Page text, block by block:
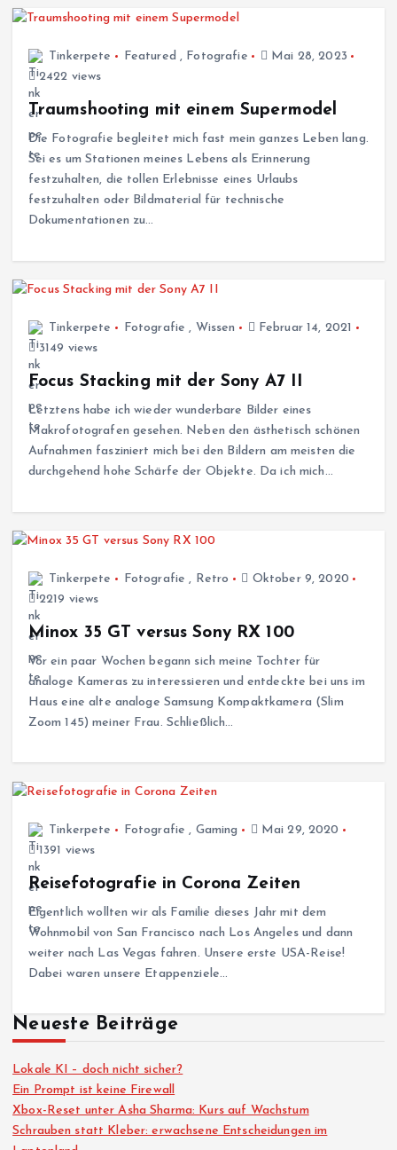
Tinkerpete Featured , Fotografie
Mai 28, 2023
2422 views
Traumshooting mit einem Supermodel
Die Fotografie begleitet mich fast mein ganzes Leben lang.
Sei es um Stationen meines Lebens als Erinnerung
festzuhalten, die tollen Erlebnisse eines Urlaubs
festzuhalten oder Bildmaterial für technische
Dokumentationen zu…
Tinkerpete Fotografie , Wissen
Februar 14, 2021
3149 views
Focus Stacking mit der Sony A7 II
Letztens habe ich wieder wunderbare Bilder eines
Makrofotografen gesehen. Neben den ästhetisch schönen
Aufnahmen fasziniert mich bei den Bildern am meisten die
durchgehend hohe Schärfe der Objekte. Da ich mich…
Tinkerpete Fotografie , Retro
Oktober 9, 2020
2219 views
Minox 35 GT versus Sony RX 100
Vor ein paar Wochen begann sich meine Tochter für
analoge Kameras zu interessieren und entdeckte bei uns im
Haus eine alte analoge Samsung Kompaktkamera (Slim
Zoom 145) meiner Frau. Schließlich…
Tinkerpete Fotografie , Gaming
Mai 29, 2020
1391 views
Reisefotografie in Corona Zeiten
Eigentlich wollten wir als Familie dieses Jahr mit dem
Wohnmobil von San Francisco nach Los Angeles und dann
weiter nach Las Vegas fahren. Unsere erste USA-Reise!
Dabei waren unsere Etappenziele…
Neueste Beiträge
Lokale KI – doch nicht sicher?
Ein Prompt ist keine Firewall
Xbox-Reset unter Asha Sharma: Kurs auf Wachstum
Schrauben statt Kleber: erwachsene Entscheidungen im